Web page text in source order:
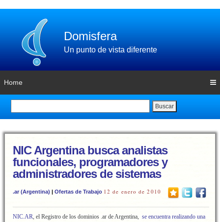
Domisfera
Un punto de vista diferente
Home
Buscar
NIC Argentina busca analistas
funcionales, programadores y
administradores de sistemas
.ar (Argentina) | Ofertas de Trabajo 12 de enero de 2010
NIC.AR, el Registro de los dominios .ar de Argentina, se encuentra realizando una